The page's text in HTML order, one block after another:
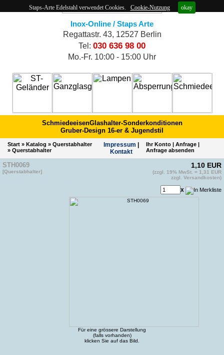
Staps-Arte Edelstahl verwendet Cookies. Cookie-Nutzung okay
Inox-Online / Staps Arte
Regattastr. 43, 12527 Berlin
Tel: 030 636 98 00
Mo.-Fr. 10:00 - 15:00 Uhr
SchmiedeeisenGlashalter-Sonderkonditionen
Gruber-Design 16-er & Jugendstil
Start » Katalog » Querstabhalter
» Querstabhalter
Impres­sum
Kontakt
Ihr Konto |Anfrage |
Anfrage absenden
STH0069
[Querstabhalter]
1,10 EUR
(zzgl. 19% MwSt. = 1,31 EUR
zzgl. Versandkosten)
x
Für eine grössere Darstellung
(falls vorhanden)
klicken Sie auf das Bild.